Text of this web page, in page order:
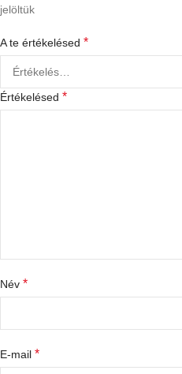
jelöltük
A te értékelésed *
Értékelésed *
Név *
E-mail *